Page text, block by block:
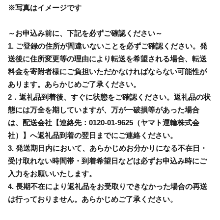
※写真はイメージです
～お申込み前に、下記を必ずご確認ください～
1. ご登録の住所が間違いないことを必ずご確認ください。発
送後に住所変更等の理由により転送を希望される場合、転送
料金を寄附者様にご負担いただかなければならない可能性が
あります。あらかじめご了承ください。
2．返礼品到着後、すぐに状態をご確認ください。返礼品の状
態には万全を期していますが、万が一破損等があった場合
は、配送会社【連絡先：0120-01-9625（ヤマト運輸株式会
社）】へ返礼品到着の翌日までにご連絡ください。
3. 発送期日内において、あらかじめお分かりになる不在日・
受け取れない時間帯・到着希望日などは必ずお申込み時にご
入力をお願いいたします。
4. 長期不在により返礼品をお受取りできなかった場合の再送
は行っておりません。あらかじめご了承ください。